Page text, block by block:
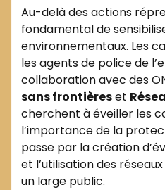
Au-delà des actions
fondamental de
environnementaux. Les
les agents de police de
collaboration avec des
sans frontièreset
cherchent à éveiller les
l’importance de la
passe par la création
et l’utilisation des
un large public.